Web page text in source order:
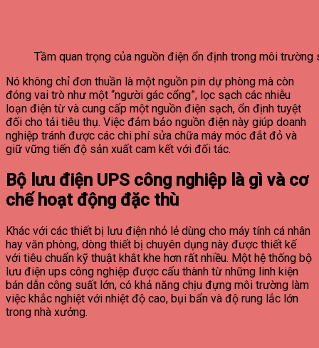
Tầm quan trọng của nguồn điện ổn định trong môi trường
Nó không chỉ đơn thuần là một nguồn pin dự phòng mà còn
đóng vai trò như một “người gác cổng”, lọc sạch các nhiễu
loạn điện từ và cung cấp một nguồn điện sạch, ổn định tuyệt
đối cho tải tiêu thụ. Việc đảm bảo nguồn điện này giúp doanh
nghiệp tránh được các chi phí sửa chữa máy móc đắt đỏ và
giữ vững tiến độ sản xuất cam kết với đối tác.
Bộ lưu điện UPS công nghiệp là gì và cơ
chế hoạt động đặc thù
Khác với các thiết bị lưu điện nhỏ lẻ dùng cho máy tính cá nhân
hay văn phòng, dòng thiết bị chuyên dụng này được thiết kế
với tiêu chuẩn kỹ thuật khắt khe hơn rất nhiều. Một hệ thống bộ
lưu điện ups công nghiệp được cấu thành từ những linh kiện
bán dẫn công suất lớn, có khả năng chịu đựng môi trường làm
việc khắc nghiệt với nhiệt độ cao, bụi bẩn và độ rung lắc lớn
trong nhà xưởng.